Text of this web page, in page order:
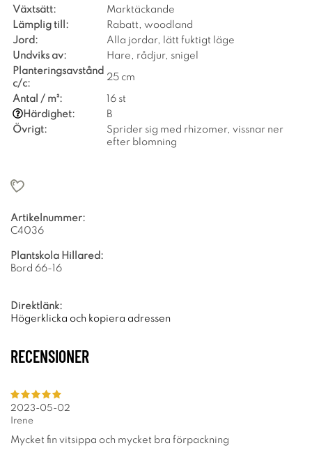
Växtsätt:
Marktäckande
Lämplig till:
Rabatt, woodland
Jord:
Alla jordar, lätt fuktigt läge
Undviks av:
Hare, rådjur, snigel
Planteringsavstånd
c/c:
25 cm
Antal / m²:
16 st
Härdighet:
B
Övrigt:
Sprider sig med rhizomer, vissnar ner
efter blomning
Artikelnummer:
C4036
Plantskola Hillared:
Bord 66-16
Direktlänk:
Högerklicka och kopiera adressen
RECENSIONER
2023-05-02
Irene
Mycket fin vitsippa och mycket bra förpackning